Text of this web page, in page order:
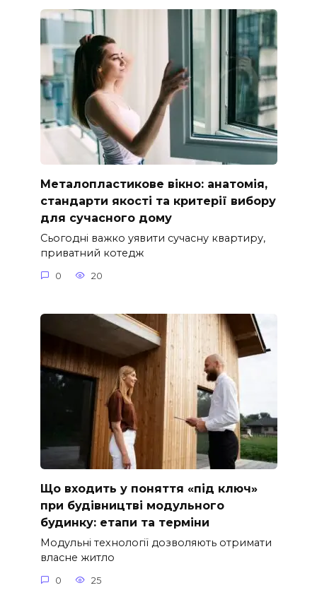
Металопластикове вікно: анатомія,
стандарти якості та критерії вибору
для сучасного дому
Сьогодні важко уявити сучасну квартиру,
приватний котедж
0 20
Що входить у поняття «під ключ»
при будівництві модульного
будинку: етапи та терміни
Модульні технології дозволяють отримати
власне житло
0 25